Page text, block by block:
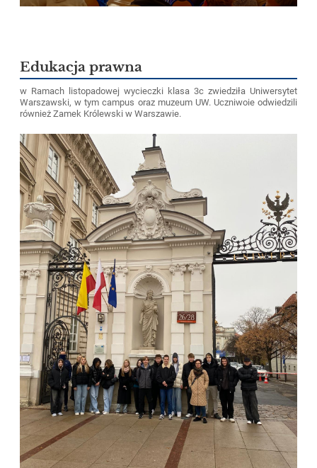
Edukacja prawna
w Ramach listopadowej wycieczki klasa 3c zwiedziła Uniwersytet
Warszawski, w tym campus oraz muzeum UW. Uczniwoie odwiedzili
również Zamek Królewski w Warszawie.